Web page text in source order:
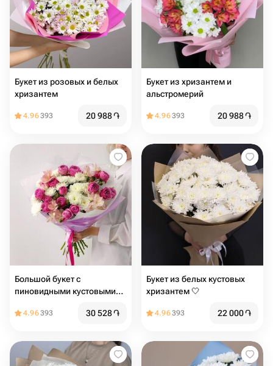
Букет из розовых и белых
хризантем
4.96393 20 988֏
Букет из хризантем и
альстромерий
4.96393 20 988֏
Большой букет с
пиновидными кустовыми
4.96393 30 528֏
Букет из белых кустовых
хризантем 🤍
4.96393 22 000֏